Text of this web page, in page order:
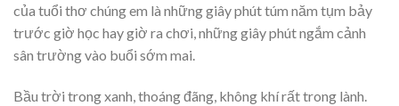
của tuổi thơ chúng em là những giây phút túm năm tụm bảy
trước giờ học hay giờ ra chơi, những giây phút ngắm cảnh
sân trường vào buổi sớm mai.
Bầu trời trong xanh, thoáng đãng, không khí rất trong lành.